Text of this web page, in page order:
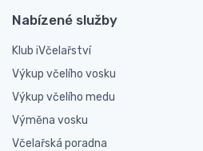
Nabízené služby
Klub iVčelařství
Výkup včelího vosku
Výkup včelího medu
Výměna vosku
Včelařská poradna